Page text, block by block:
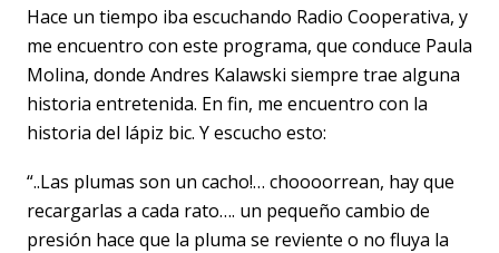
Hace un tiempo iba escuchando Radio Cooperativa, y
me encuentro con este programa, que conduce Paula
Molina, donde Andres Kalawski siempre trae alguna
historia entretenida. En fin, me encuentro con la
historia del lápiz bic. Y escucho esto:
“..Las plumas son un cacho!… choooorrean, hay que
recargarlas a cada rato…. un pequeño cambio de
presión hace que la pluma se reviente o no fluya la